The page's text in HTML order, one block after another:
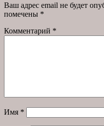
Ваш адрес email не будет
помечены *
Комментарий *
Имя *